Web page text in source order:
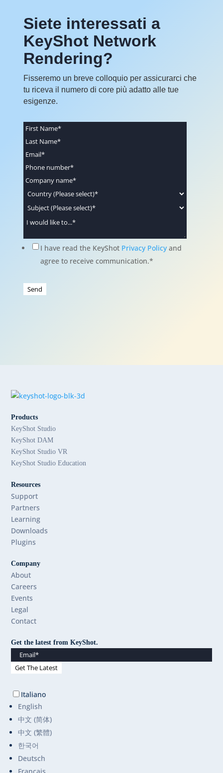
Siete interessati a
KeyShot Network
Rendering?
Fisseremo un breve colloquio per assicurarci che
tu riceva il numero di core più adatto alle tue
esigenze.
I have read the KeyShot Privacy Policy and
agree to receive communication.*
Products
KeyShot Studio
KeyShot DAM
KeyShot Studio VR
KeyShot Studio Education
Resources
Support
Partners
Learning
Downloads
Plugins
Company
About
Careers
Events
Legal
Contact
Get the latest from KeyShot.
Italiano
English
中文 (简体)
中文 (繁體)
한국어
Deutsch